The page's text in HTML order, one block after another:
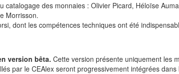
catalogage des monnaies : Olivier Picard, Héloïse
Morrisson.
dont les compétences techniques ont été
version bêta. Cette version présente uniquement les
par le CEAlex seront progressivement intégrées dans